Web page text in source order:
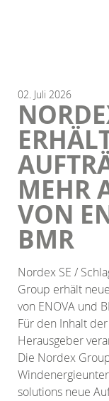
02. Juli 2026
MEHR
VON
BMR
Nordex SE /
Group erhält
von ENOVA und
Für den Inhalt
Herausgeber
Die Nordex
solutions neue